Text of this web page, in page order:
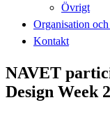
Övrigt
Organisation
Kontakt
NAVET
Design Week